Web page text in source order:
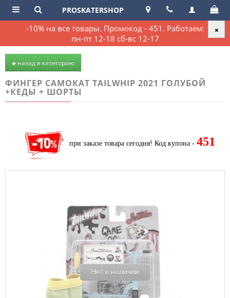
-10% на все товары. Промокод - 451. Работаем:
пн-пт 12-18 сб-вс 12-17
PROSKATERSHOP
назад в категорию
ФИНГЕР САМОКАТ TAILWHIP 2021 ГОЛУБОЙ
+КЕДЫ + ШОРТЫ
при заказе товара сегодня! Код купона - 451
Нет в наличии